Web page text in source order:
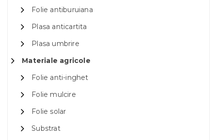
Folie antiburuiana
Plasa anticartita
Plasa umbrire
Materiale agricole
Folie anti-inghet
Folie mulcire
Folie solar
Substrat